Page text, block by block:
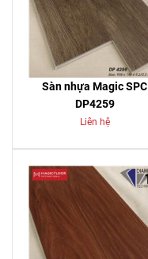
Sàn nhựa Magic SPC
DP4259
Liên hệ